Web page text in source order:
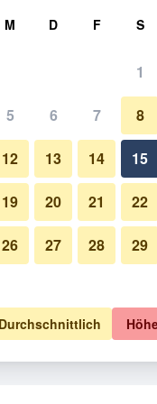
Preise
Preise
M D F S
1
5 6 7 8
12 13 14 15
19 20 21 22
26 27 28 29
Durchschnittlich